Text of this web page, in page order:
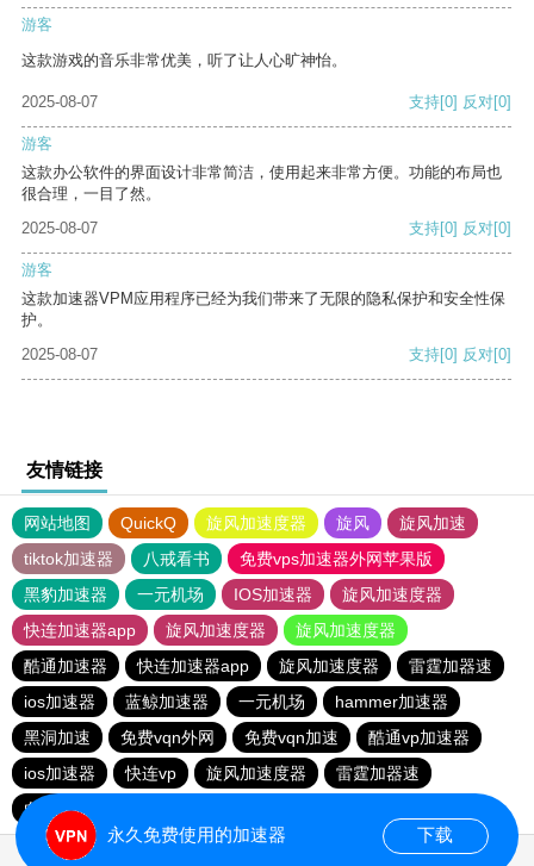
游客
这款游戏的音乐非常优美，听了让人心旷神怡。
2025-08-07 支持[0] 反对[0]
游客
这款办公软件的界面设计非常简洁，使用起来非常方便。功能的布局也
很合理，一目了然。
2025-08-07
支持[0] 反对[0]
游客
这款加速器VPM应用程序已经为我们带来了无限的隐私保护和安全性保
护。
2025-08-07
支持[0] 反对[0]
友情链接
网站地图 QuickQ 旋风加速度器 旋风
旋风加速
tiktok加速器
八戒看书
免费vps加速器外网苹果版
黑豹加速器
一元机场 IOS加速器
旋风加速度器
快连加速器app
旋风加速度器
旋风加速度器
酷通加速器
快连加速器app 旋风加速度器
雷霆加器速
ios加速器
蓝鲸加速器 一元机场
hammer加速器
黑洞加速
免费vqn外网 免费vqn加速
酷通vp加速器
ios加速器
快连vp 旋风加速度器
雷霆加器速
白鲸加速器
永久免费使用的加速器 下载